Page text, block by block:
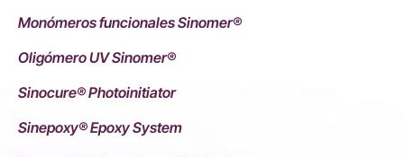
Monómeros funcionales Sinomer®
Oligómero UV Sinomer®
Sinocure® Photoinitiator
Sinepoxy® Epoxy System